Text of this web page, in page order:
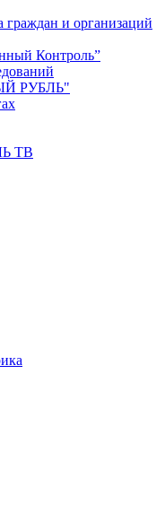
граждан и организаций
Контроль”
РУБЛЬ"
ТВ